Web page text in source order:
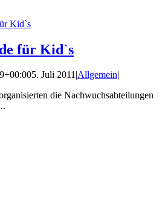
Kid`s
für Kid`s
5. Juli 2011|Allgemein|
die Nachwuchsabteilungen